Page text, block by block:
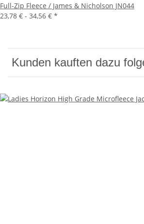
Full-Zip Fleece / James & Nicholson JN044
23,78 € - 34,56 € *
Kunden kauften dazu